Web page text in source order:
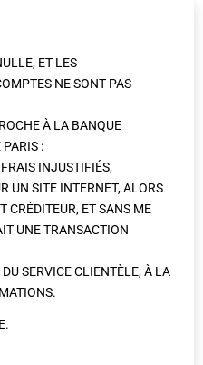
ET LES
NE SONT PAS
À LA BANQUE
PARIS :
FRAIS INJUSTIFIÉS,
UN SITE INTERNET, ALORS
CRÉDITEUR, ET SANS ME
UNE TRANSACTION
DU SERVICE CLIENTÈLE, À LA